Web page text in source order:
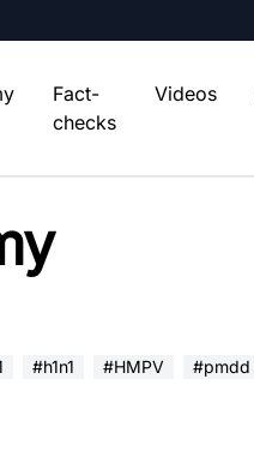
Fact-
checks
Videos
#h1n1 #HMPV #pmdd